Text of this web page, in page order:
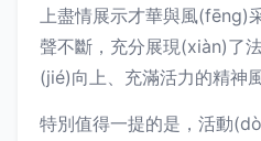
上盡情展示才華與風(fēng)
聲不斷，充分展現(xiàn)了
(jié)向上、充滿活力的精神
特別值得一提的是，活動